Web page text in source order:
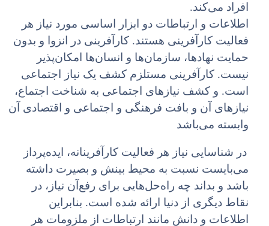
افراد می‌کند.
اطلاعات و ارتباطات دو ابزار اساسی مورد نیاز هر
فعالیت کارآفرینی هستند. کارآفرینی در انزوا و بدون
حمایت نهادها، سازمان‌ها و انسان‌ها امکان‌پذیر
نیست. کارآفرینی مستلزم کشف یک نیاز اجتماعی
است. و کشف نیازهای اجتماعی به شناخت اجتماع،
نیازهای آن و بافت فرهنگی و اجتماعی و اقتصادی آن
وابسته می‌باشد
در شناسایی نیاز هر فعالیت کارآفرینانه، ایده‌پرداز
می‌بایست نسبت به محیط بینش و بصیرت داشته
باشد و بداند چه راه‌حل‌هایی برای رفع‌آن نیاز، در
نقاط دیگری از دنیا ارائه شده است. بنابراین
اطلاعات و دانش مانند ارتباطات از ملزومات هر